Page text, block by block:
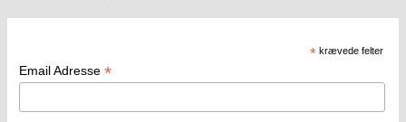
* krævede felter
Email Adresse *